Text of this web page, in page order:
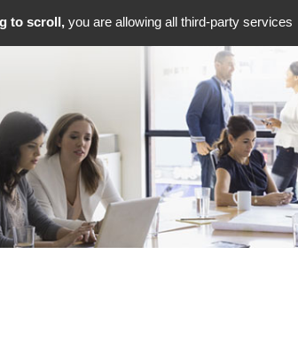
to scroll,you are allowing all third-party services